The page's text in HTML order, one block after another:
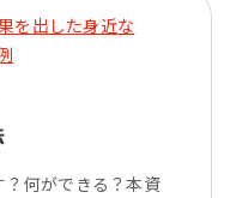
？何ができる？本資